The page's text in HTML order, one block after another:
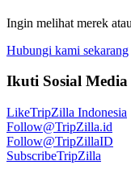
Ingin melihat merek
Hubungi kami sekarang
Ikuti Sosial
LikeTripZilla Indonesia
Follow@TripZilla.id
Follow@TripZillaID
SubscribeTripZilla